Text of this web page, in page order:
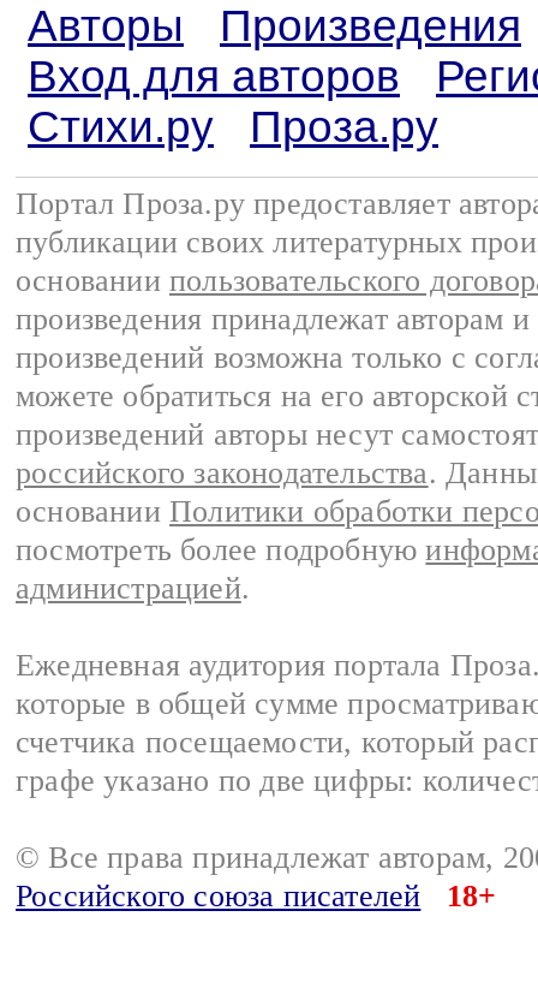
Авторы
Произведения
Вход для авторов
Стихи.ру
Проза.ру
Портал Проза.ру предоставляет
публикации своих литературных
основании пользовательского
произведения принадлежат авторам
произведений возможна только с
можете обратиться на его авторской
произведений авторы несут
российского законодательства.
основании Политики обработки
посмотреть более подробную
администрацией.
Ежедневная аудитория портала
которые в общей сумме
счетчика посещаемости, который
графе указано по две цифры:
© Все права принадлежат авторам,
Российского союза писателей
18+